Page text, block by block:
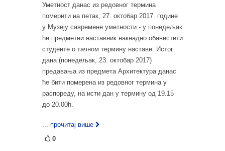
Уметност данас из редовног термина
померити на петак, 27. октобар 2017. године
у Музеју савремене уметности - у понедељак
ће предметни наставник накнадно обавестити
студенте о тачном термину наставе. Истог
дана (понедељак, 23. октобар 2017)
предавања из предмета Архитектура данас
ће бити померена из редовног термина у
распореду, на исти дан у термину од 19.15
до 20.00h.
... прочитај више
0